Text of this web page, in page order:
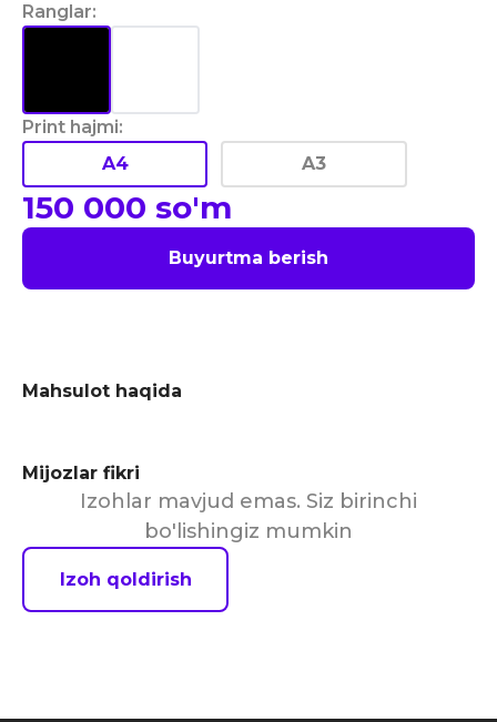
Ranglar:
Print hajmi:
A4
A3
150 000 so'm
Buyurtma berish
Mahsulot haqida
Mijozlar fikri
Izohlar mavjud emas. Siz birinchi
bo'lishingiz mumkin
Izoh qoldirish